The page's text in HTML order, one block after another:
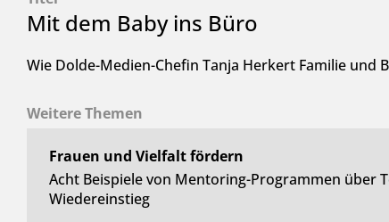
Mit dem Baby ins Büro
Wie Dolde-Medien-Chefin Tanja Herkert Familie und
Weitere Themen
Frauen und Vielfalt fördern
Acht Beispiele von Mentoring-Programmen über
Wiedereinstieg